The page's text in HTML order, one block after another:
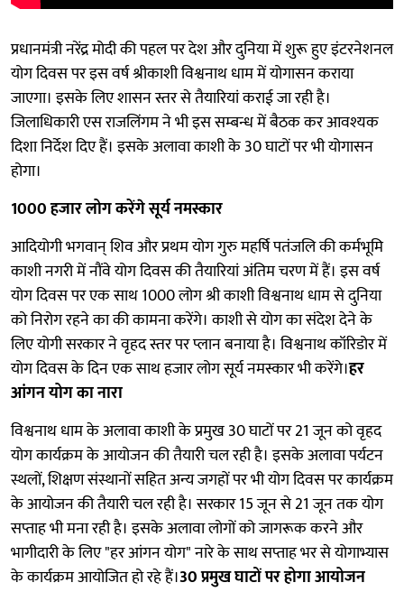
प्रधानमंत्री नरेंद्र मोदी की पहल पर देश और दुनिया में शुरू हुए इंटरनेशनल
योग दिवस पर इस वर्ष श्रीकाशी विश्वनाथ धाम में योगासन कराया
जाएगा। इसके लिए शासन स्तर से तैयारियां कराई जा रही है।
जिलाधिकारी एस राजलिंगम ने भी इस सम्बन्ध में बैठक कर आवश्यक
दिशा निर्देश दिए हैं। इसके अलावा काशी के 30 घाटों पर भी योगासन
होगा।
1000 हजार लोग करेंगे सूर्य नमस्कार
आदियोगी भगवान् शिव और प्रथम योग गुरु महर्षि पतंजलि की कर्मभूमि
काशी नगरी में नौंवे योग दिवस की तैयारियां अंतिम चरण में हैं। इस वर्ष
योग दिवस पर एक साथ 1000 लोग श्री काशी विश्वनाथ धाम से दुनिया
को निरोग रहने का की कामना करेंगे। काशी से योग का संदेश देने के
लिए योगी सरकार ने वृहद स्तर पर प्लान बनाया है। विश्वनाथ कॉरिडोर में
योग दिवस के दिन एक साथ हजार लोग सूर्य नमस्कार भी करेंगे।हर
आंगन योग का नारा
विश्वनाथ धाम के अलावा काशी के प्रमुख 30 घाटों पर 21 जून को वृहद
योग कार्यक्रम के आयोजन की तैयारी चल रही है। इसके अलावा पर्यटन
स्थलों, शिक्षण संस्थानों सहित अन्य जगहों पर भी योग दिवस पर कार्यक्रम
के आयोजन की तैयारी चल रही है। सरकार 15 जून से 21 जून तक योग
सप्ताह भी मना रही है। इसके अलावा लोगों को जागरूक करने और
भागीदारी के लिए "हर आंगन योग" नारे के साथ सप्ताह भर से योगाभ्यास
के कार्यक्रम आयोजित हो रहे हैं।30 प्रमुख घाटों पर होगा आयोजन